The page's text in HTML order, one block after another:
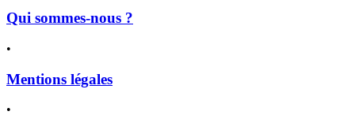
Qui sommes-nous ?
•
Mentions légales
•